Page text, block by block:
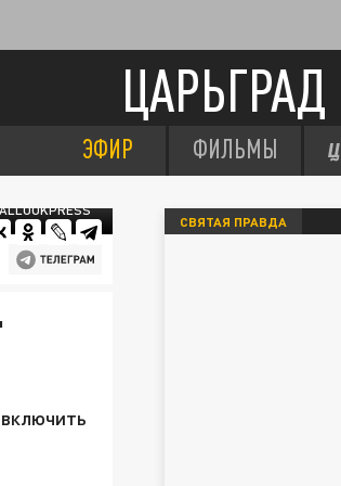
ЦАРЬГРАД
ЭФИР ФИЛЬМЫ
СВЯТАЯ ПРАВДА